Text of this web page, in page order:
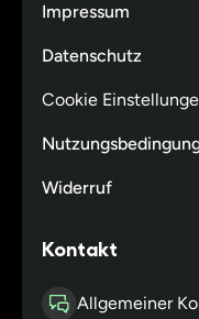
Impressum
Datenschutz
Cookie
Widerruf
Kontakt
Allgemeiner